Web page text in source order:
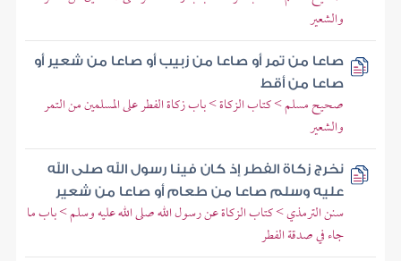
والشعير
صاعا من تمر أو صاعا من زبيب أو صاعا من شعير أو
صاعا من أقط
صحيح مسلم > كتاب الزكاة > باب زكاة الفطر على المسلمين من التمر
والشعير
نخرج زكاة الفطر إذ كان فينا رسول الله صلى الله
عليه وسلم صاعا من طعام أو صاعا من شعير
سنن الترمذي > كتاب الزكاة عن رسول الله صلى الله عليه وسلم > باب ما
جاء في صدقة الفطر